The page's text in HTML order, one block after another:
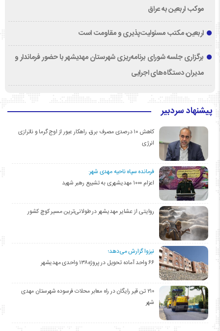
موکب اربعین به عراق
اربعین، مکتب مسئولیت‌پذیری و مقاومت است
برگزاری جلسه شورای برنامه‌ریزی شهرستان مهدیشهر با حضور فرماندار و
مدیران دستگاه‌های اجرایی
پیشنهاد سردبیر
کاهش ۱۰ درصدی مصرف برق، راهکار عبور از اوج گرما و ناترازی
انرژی
فرمانده سپاه ناحیه مهدی شهر:
اعزام ۱۰۰۰ مهدیشهری به تشییع رهبر شهید
روایتی از عشایر مهدیشهر در طولانی‌ترین مسیر کوچ کشور
نیزوا گزارش می‌دهد؛
۶۶ واحد آماده تحویل در پروژه۱۳۸ واحدی مهدیشهر
۲۱۰ تن قیر رایگان در راه معابر محلات فرسوده شهرستان مهدی
شهر